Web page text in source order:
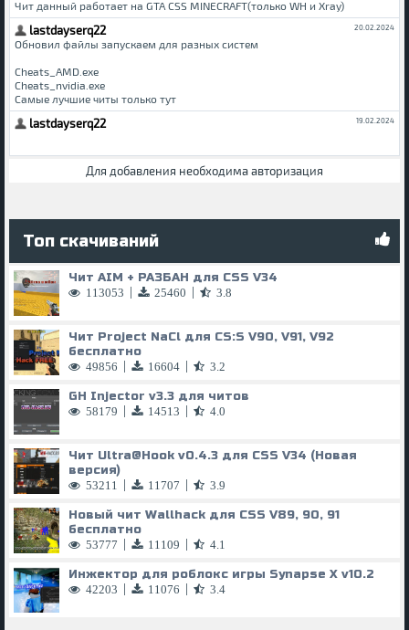
Для добавления необходима авторизация
Топ скачиваний
Чит AIM + РАЗБАН для CSS V34
113053 25460 3.8
Чит Project NaCl для CS:S V90, V91, V92
бесплатно
49856 16604 3.2
GH Injector v3.3 для читов
58179 14513 4.0
Чит Ultra@Hook v0.4.3 для CSS V34 (Новая
версия)
53211 11707 3.9
Новый чит Wallhack для CSS V89, 90, 91
бесплатно
53777 11109 4.1
Инжектор для роблокс игры Synapse X v10.2
42203 11076 3.4